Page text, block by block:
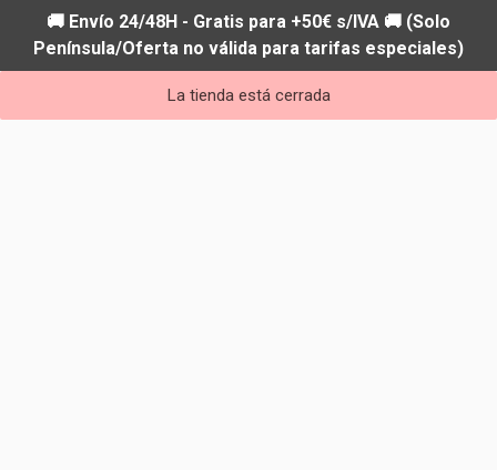
🚚 Envío 24/48H - Gratis para +50€ s/IVA 🚚 (Solo
Península/Oferta no válida para tarifas especiales)
La tienda está cerrada